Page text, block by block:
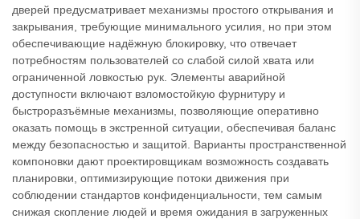
дверей предусматривает механизмы простого открывания и
закрывания, требующие минимального усилия, но при этом
обеспечивающие надёжную блокировку, что отвечает
потребностям пользователей со слабой силой хвата или
ограниченной ловкостью рук. Элементы аварийной
доступности включают взломостойкую фурнитуру и
быстроразъёмные механизмы, позволяющие оперативно
оказать помощь в экстренной ситуации, обеспечивая баланс
между безопасностью и защитой. Варианты пространственной
компоновки дают проектировщикам возможность создавать
планировки, оптимизирующие потоки движения при
соблюдении стандартов конфиденциальности, тем самым
снижая скопление людей и время ожидания в загруженных